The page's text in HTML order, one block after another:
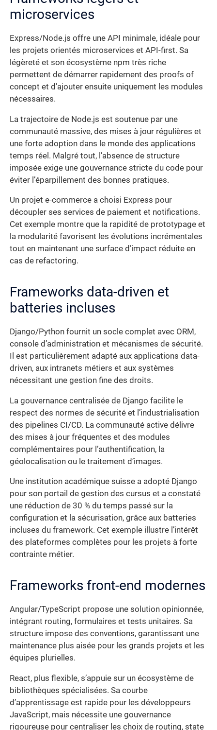
microservices
Express/Node.js offre une API minimale, idéale pour
les projets orientés microservices et API-first. Sa
légèreté et son écosystème npm très riche
permettent de démarrer rapidement des proofs of
concept et d’ajouter ensuite uniquement les modules
nécessaires.
La trajectoire de Node.js est soutenue par une
communauté massive, des mises à jour régulières et
une forte adoption dans le monde des applications
temps réel. Malgré tout, l’absence de structure
imposée exige une gouvernance stricte du code pour
éviter l’éparpillement des bonnes pratiques.
Un projet e-commerce a choisi Express pour
découpler ses services de paiement et notifications.
Cet exemple montre que la rapidité de prototypage et
la modularité favorisent les évolutions incrémentales
tout en maintenant une surface d’impact réduite en
cas de refactoring.
Frameworks data-driven et
batteries incluses
Django/Python fournit un socle complet avec ORM,
console d’administration et mécanismes de sécurité.
Il est particulièrement adapté aux applications data-
driven, aux intranets métiers et aux systèmes
nécessitant une gestion fine des droits.
La gouvernance centralisée de Django facilite le
respect des normes de sécurité et l’industrialisation
des pipelines CI/CD. La communauté active délivre
des mises à jour fréquentes et des modules
complémentaires pour l’authentification, la
géolocalisation ou le traitement d’images.
Une institution académique suisse a adopté Django
pour son portail de gestion des cursus et a constaté
une réduction de 30 % du temps passé sur la
configuration et la sécurisation, grâce aux batteries
incluses du framework. Cet exemple illustre l’intérêt
des plateformes complètes pour les projets à forte
contrainte métier.
Frameworks front-end modernes
Angular/TypeScript propose une solution opinionnée,
intégrant routing, formulaires et tests unitaires. Sa
structure impose des conventions, garantissant une
maintenance plus aisée pour les grands projets et les
équipes plurielles.
React, plus flexible, s’appuie sur un écosystème de
bibliothèques spécialisées. Sa courbe
d’apprentissage est rapide pour les développeurs
JavaScript, mais nécessite une gouvernance
rigoureuse pour centraliser les choix de routing, state